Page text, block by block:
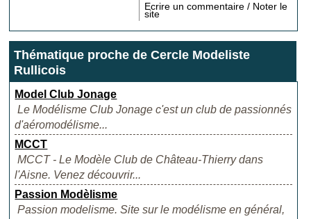
Ecrire un commentaire / Noter le
site
Thématique proche de Cercle Modeliste
Rullicois
Model Club Jonage
Le Modélisme Club Jonage c'est un club de passionnés
d'aéromodélisme...
MCCT
MCCT - Le Modèle Club de Château-Thierry dans
l'Aisne. Venez découvrir...
Passion Modèlisme
Passion modelisme. Site sur le modélisme en général,